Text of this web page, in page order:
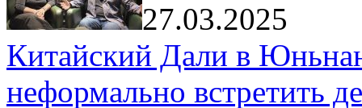
27.03.2025
Китайский Дали в
неформально встретить